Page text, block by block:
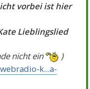
vorbei ist hier
Lieblingslied
nicht ein
)
k...a-